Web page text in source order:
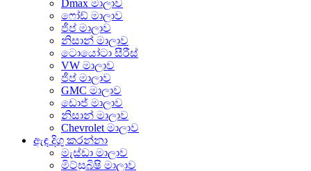
Dmax මාලාව
ෆෝඩ් මාලාව
ජීප් මාලාව
නිසාන් මාලාව
ටොයෝටා සීරීස්
VW මාලාව
ජීප් මාලාව
GMC මාලාව
ඩොජ් මාලාව
නිසාන් මාලාව
Chevrolet මාලාව
ඇඳ දිගු කරන්නා
මැස්ඩා මාලාව
මිට්සුබිෂි මාලාව